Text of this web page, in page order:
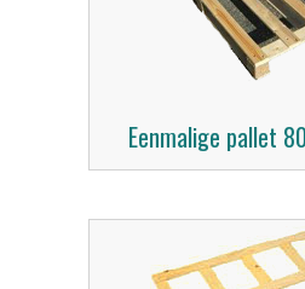
Eenmalige pallet